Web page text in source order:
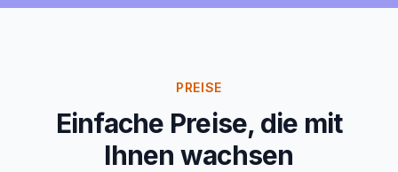
PREISE
Einfache Preise, die mit
Ihnen wachsen